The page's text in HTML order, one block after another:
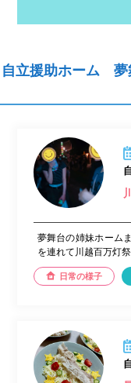
自立援助ホーム 夢
夢舞台の姉妹ホーム
を連れて川越百万灯
日常の様子